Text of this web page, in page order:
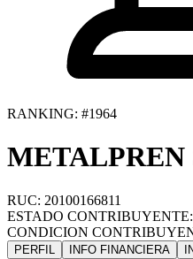
RANKING: #1964
METALPREN
RUC: 20100166811
ESTADO
CONDICION
PERFIL INFO FINANCIERA